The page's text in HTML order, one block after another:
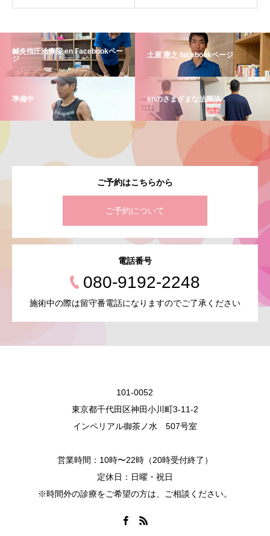
鍼灸指圧治療院 en Facebookペー
ジ
土屋 憲之 facebookページ
準備中 enのさまざまな治療法
ご予約はこちらから
ご予約について
電話番号
080-9192-2248
施術中の際は留守番電話になりますのでご了承ください
101-0052
東京都千代田区神田小川町3-11-2
インペリアル御茶ノ水 507号室
営業時間：10時〜22時（20時受付終了）
定休日：日曜・祝日
※時間外の診療をご希望の方は、ご相談ください。